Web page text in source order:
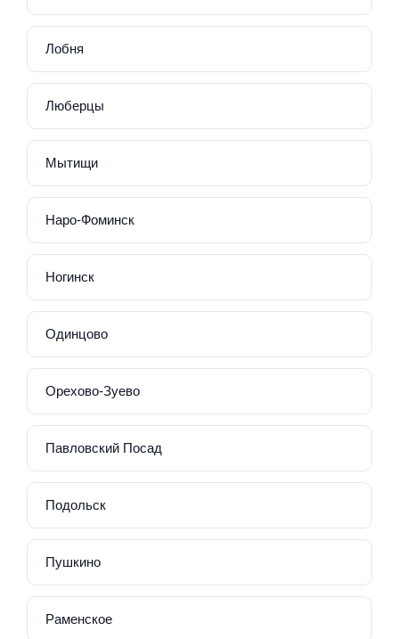
Лобня
Люберцы
Мытищи
Наро-Фоминск
Ногинск
Одинцово
Орехово-Зуево
Павловский Посад
Подольск
Пушкино
Раменское